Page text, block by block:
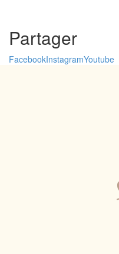
Partager
FacebookInstagramYoutube